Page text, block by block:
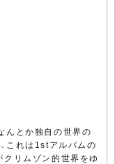
んとか独自の世界の
これは1stアルバムの
リムゾン的世界をゆ